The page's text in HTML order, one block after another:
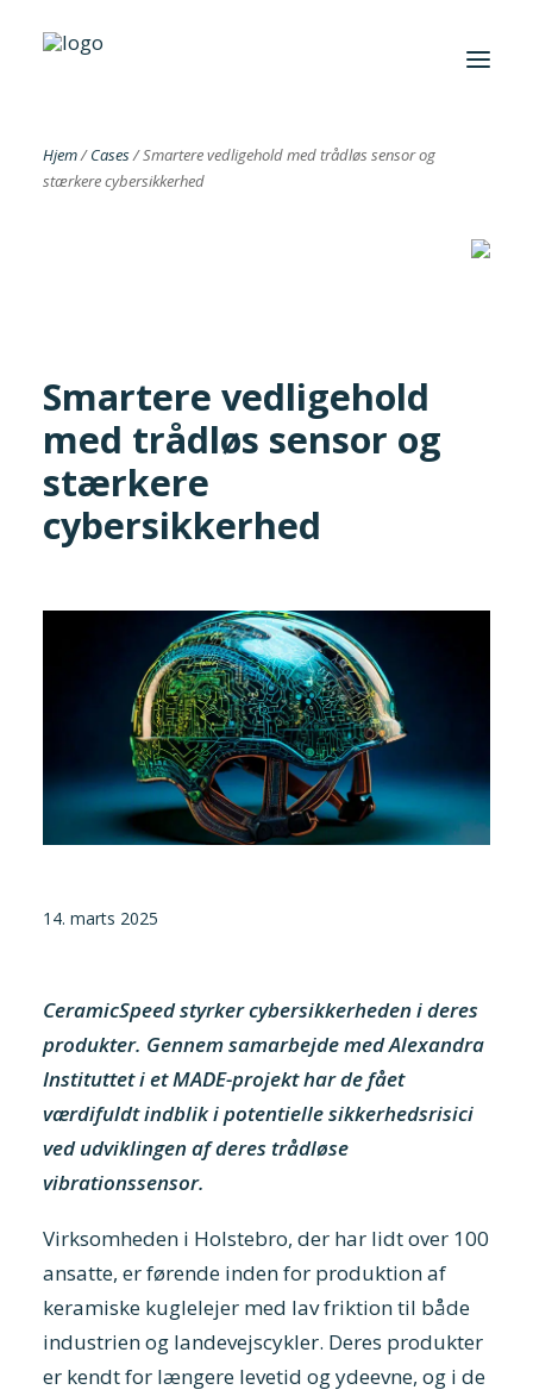
Foreningen
Search
Presse og pressemeddelelser
Danske Testfaciliteter
Hjem/Cases/Smartere vedligehold med trådløs sensor og
stærkere cybersikkerhed
Smartere vedligehold
med trådløs sensor og
stærkere
cybersikkerhed
14. marts 2025
CeramicSpeed styrker cybersikkerheden i deres
produkter. Gennem samarbejde med Alexandra
Instituttet i et MADE-projekt har de fået
værdifuldt indblik i potentielle sikkerhedsrisici
ved udviklingen af deres trådløse
vibrationssensor.
Virksomheden i Holstebro, der har lidt over 100
ansatte, er førende inden for produktion af
keramiske kuglelejer med lav friktion til både
industrien og landevejscykler. Deres produkter
er kendt for længere levetid og ydeevne, og i de